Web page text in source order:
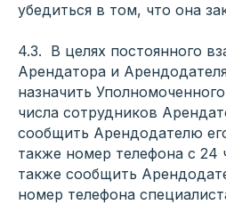
убедиться в том, что она
4.3. В целях постоянного
Арендатора и
назначить
числа сотрудников
сообщить Арендодателю
также номер телефона с
также сообщить
номер телефона